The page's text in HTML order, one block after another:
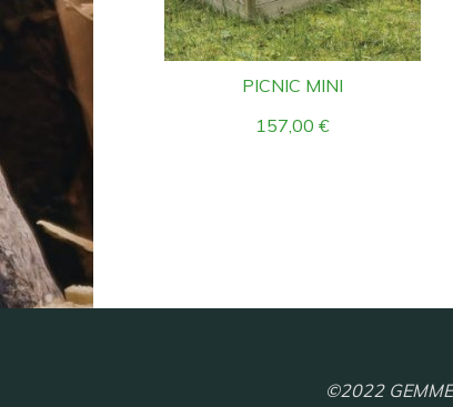
PICNIC MINI
157,00€
©2022